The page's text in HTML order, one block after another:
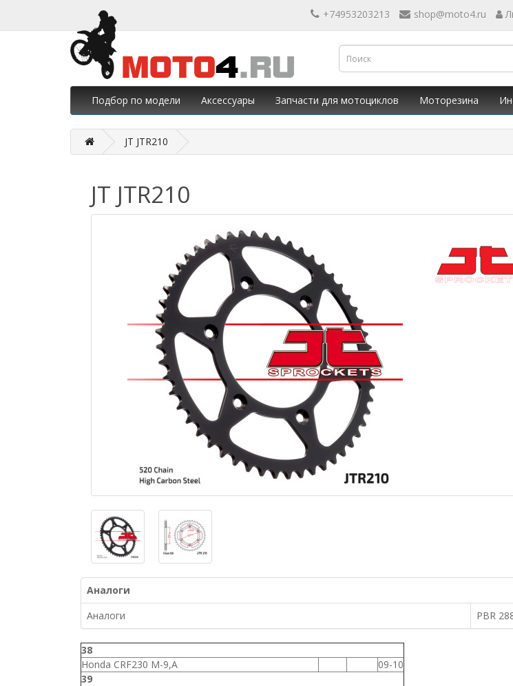
+74953203213 shop@moto4.ru
Подбор по модели Аксессуары Запчасти для мотоциклов Моторезина
JT JTR210
JT JTR210
Аналоги
Аналоги
PBR
38
Honda CRF230 M-9,A
09-10
39